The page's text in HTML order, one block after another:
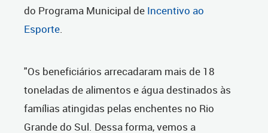
do Programa Municipal de Incentivo ao
Esporte.
"Os beneficiários arrecadaram mais de 18
toneladas de alimentos e água destinados às
famílias atingidas pelas enchentes no Rio
Grande do Sul. Dessa forma, vemos a